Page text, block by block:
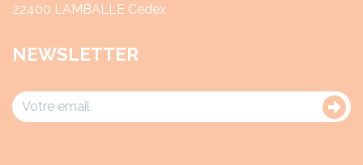
22400 LAMBALLE Cedex
NEWSLETTER